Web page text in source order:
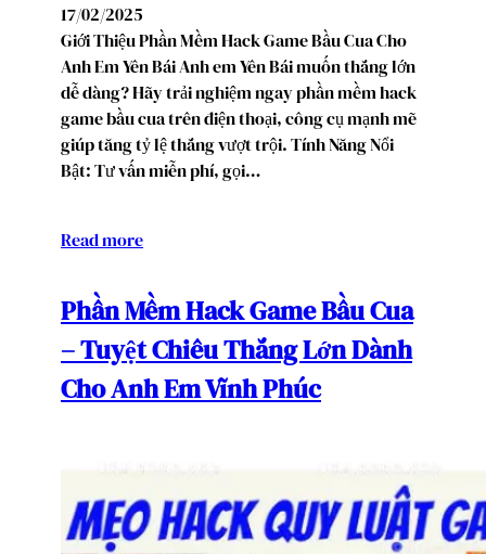
17/02/2025
Giới Thiệu Phần Mềm Hack Game Bầu Cua Cho
Anh Em Yên Bái Anh em Yên Bái muốn thắng lớn
dễ dàng? Hãy trải nghiệm ngay phần mềm hack
game bầu cua trên điện thoại, công cụ mạnh mẽ
giúp tăng tỷ lệ thắng vượt trội. Tính Năng Nổi
Bật: Tư vấn miễn phí, gọi…
Read more
Phần Mềm Hack Game Bầu Cua
– Tuyệt Chiêu Thắng Lớn Dành
Cho Anh Em Vĩnh Phúc